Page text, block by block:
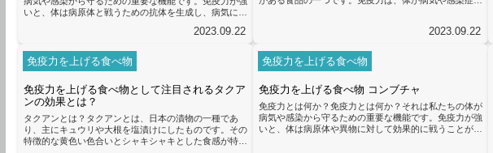
いと、体は病原体と戦うための抗体を生成し、病気に対
は個人によって異なるため、それを向上させるための方
は、バランスの取れた食事が重要です。栄養豊富な食品
を摂取することで、体に必要なビタミン、ミネラル、抗
ールと呼ばれる抗酸化物質は、免疫...
2023.09.22
機能を強化することが知られています。 チーズに含ま
免疫システムをサポートするために重要な栄養素が含ま
れています。例えば、チーズにはタンパク質やビタミン
2023.09.22
免疫力を上げる食べ物
免疫力を上げる食べ物として注目されるタクア
ンの効果とは？
タクアンとは？タクアンとは、日本の漬物の一種であ
り、主にキュウリや大根を塩漬けにしたものです。その
特徴的な黄色い色合いとシャキシャキとした食感が特徴
免疫力を上げる食べ物
免疫力を上げる食べ物 コンブチャ
免疫力とは何か？免疫力とは何か？それは私たちの体が
病気や感染から守るための重要な機能です。免疫力が強
いと、体は病原体や異物に対して効果的に戦うことがで